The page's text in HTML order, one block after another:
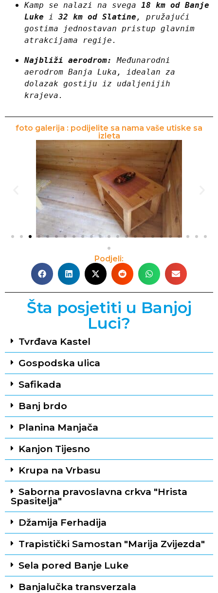
Kamp se nalazi na svega 18 km od Banje
Luke i 32 km od Slatine , pružajući
gostima jednostavan pristup glavnim
atrakcijama regije.
Najbliži aerodrom:
Međunarodni
aerodrom Banja Luka, idealan za
dolazak gostiju iz udaljenijih
krajeva.
foto galerija : podijelite sa nama vaše utiske sa
izleta
Podjeli:
Šta posjetiti u Banjoj
Luci?
Tvrđava Kastel
Gospodska ulica
Safikada
Banj brdo
Planina Manjača
Kanjon Tijesno
Krupa na Vrbasu
Saborna pravoslavna crkva "Hrista
Spasitelja"
Džamija Ferhadija
Trapistički Samostan "Marija Zvijezda"
Sela pored Banje Luke
Banjalučka transverzala